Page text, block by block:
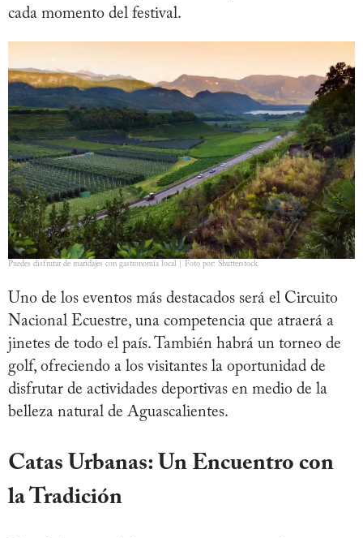
cada momento del festival.
Puedes disfrutar de maridajes con gastronomía local | Foto por: Shutterstock
Uno de los eventos más destacados será el Circuito
Nacional Ecuestre, una competencia que atraerá a
jinetes de todo el país. También habrá un torneo de
golf, ofreciendo a los visitantes la oportunidad de
disfrutar de actividades deportivas en medio de la
belleza natural de Aguascalientes.
Catas Urbanas: Un Encuentro con
la Tradición